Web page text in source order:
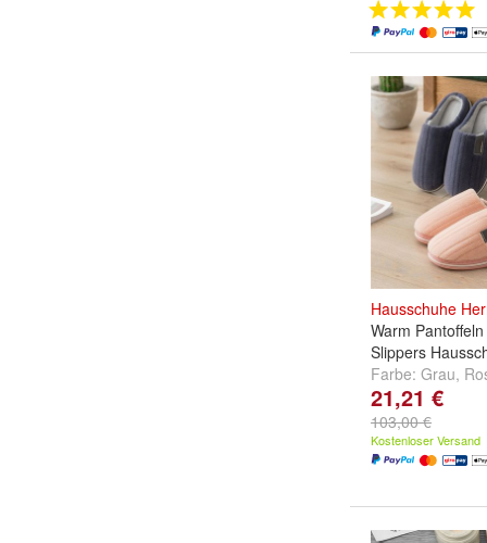
Hausschuhe
Warm
Slippers
Farbe: Grau,
weitere ...
21,21 €
103,00 €
Kostenloser Versand